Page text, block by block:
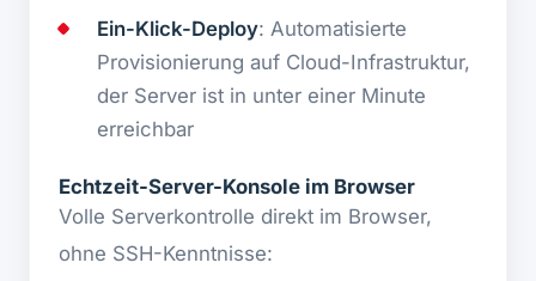
Ein-Klick-Deploy: Automatisierte
Provisionierung auf Cloud-Infrastruktur,
der Server ist in unter einer Minute
erreichbar
Echtzeit-Server-Konsole im Browser
Volle Serverkontrolle direkt im Browser,
ohne SSH-Kenntnisse: